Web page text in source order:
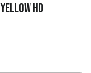
HD